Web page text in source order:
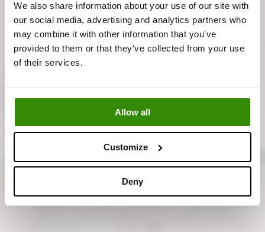
We also share information about your use of our site with
our social media, advertising and analytics partners who
may combine it with other information that you've
provided to them or that they've collected from your use
of their services.
Allow all
Customize
Deny